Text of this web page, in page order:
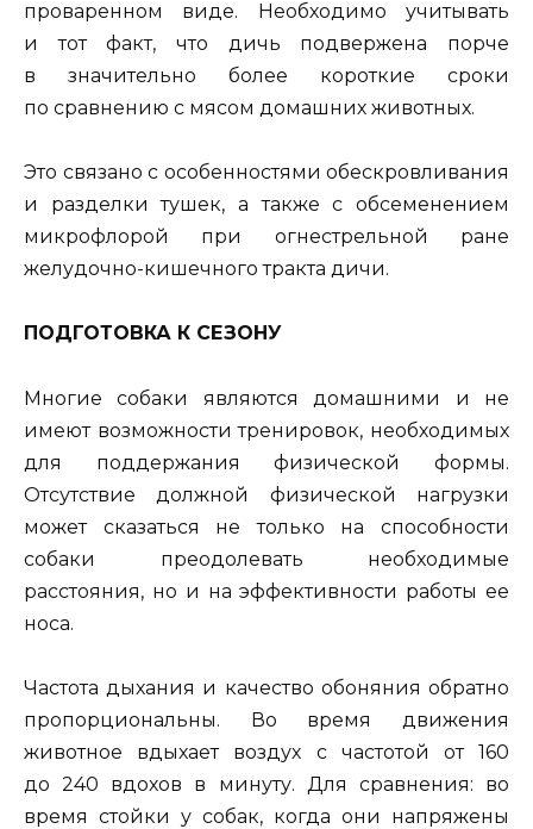
проваренном виде. Необходимо учитывать
и тот факт, что дичь подвержена порче
в значительно более короткие сроки
по сравнению с мясом домашних животных.
Это связано с особенностями обескровливания
и разделки тушек, а также с обсеменением
микрофлорой при огнестрельной ране
желудочно-кишечного тракта дичи.
ПОДГОТОВКА К СЕЗОНУ
Многие собаки являются домашними и не
имеют возможности тренировок, необходимых
для поддержания физической формы.
Отсутствие должной физической нагрузки
может сказаться не только на способности
собаки преодолевать необходимые
расстояния, но и на эффективности работы ее
носа.
Частота дыхания и качество обоняния обратно
пропорциональны. Во время движения
животное вдыхает воздух с частотой от 160
до 240 вдохов в минуту. Для сравнения: во
время стойки у собак, когда они напряжены